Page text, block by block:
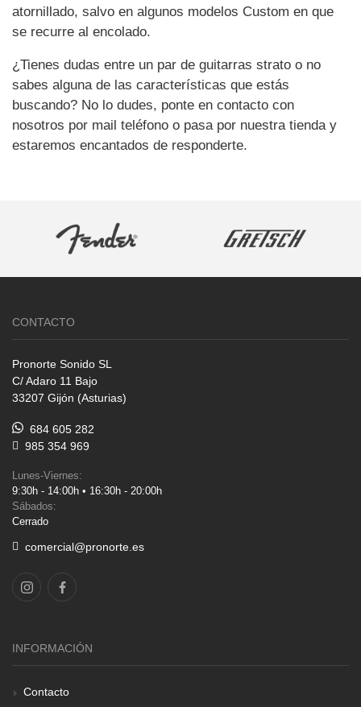
atornillado, salvo en algunos modelos Custom en que
se recurre al encolado.
¿Tienes dudas entre un par de guitarras strato o no
sabes alguna de las características que estás
buscando? No lo dudes, ponte en contacto con
nosotros por mail teléfono o pasa por nuestra tienda y
estaremos encantados de responderte.
CONTACTO
Pronorte Sonido SL
C/ Adaro 11 Bajo
33207 Gijón (Asturias)
684 605 282
985 354 969
Lunes-Viernes:
9:30h - 14:00h • 16:30h - 20:00h
Sábados:
Cerrado
comercial@pronorte.es
INFORMACIÓN
Contacto